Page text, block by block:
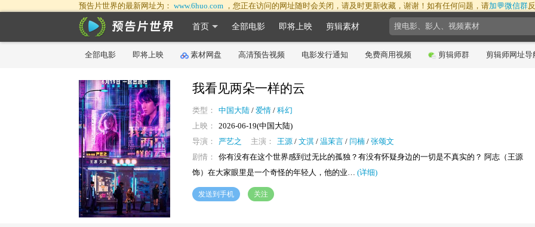
预告片世界的最新网址为： www.6huo.com ，您正在访问的网址随时会关闭，请及时更新收藏，谢谢！如有任何问题，请加💬微信群
首页 全部电影 即将上映 剪辑素材
全部电影 即将上映 素材网盘 高清预告视频 电影发行通知 免费商用视频 剪辑师群 剪辑师网址导
我看见两朵一样的云
类型： 中国大陆 / 爱情 / 科幻
上映：
2026-06-19(中国大陆)
导演：
严艺之 主演： 王源 / 文淇 / 温茉言 / 闫楠 / 张颂文
剧情：
你有没有在这个世界感到过无比的孤独？有没有怀疑身边的一切是不真实的？ 阿志（王源
饰）在大家眼里是一个奇怪的年轻人，他的业… (详细)
发送到手机 关注